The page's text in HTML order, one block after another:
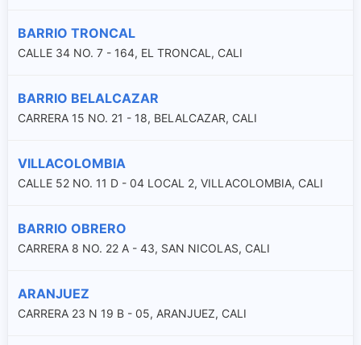
BARRIO TRONCAL
CALLE 34 NO. 7 - 164, EL TRONCAL, CALI
BARRIO BELALCAZAR
CARRERA 15 NO. 21 - 18, BELALCAZAR, CALI
VILLACOLOMBIA
CALLE 52 NO. 11 D - 04 LOCAL 2, VILLACOLOMBIA, CALI
BARRIO OBRERO
CARRERA 8 NO. 22 A - 43, SAN NICOLAS, CALI
ARANJUEZ
CARRERA 23 N 19 B - 05, ARANJUEZ, CALI